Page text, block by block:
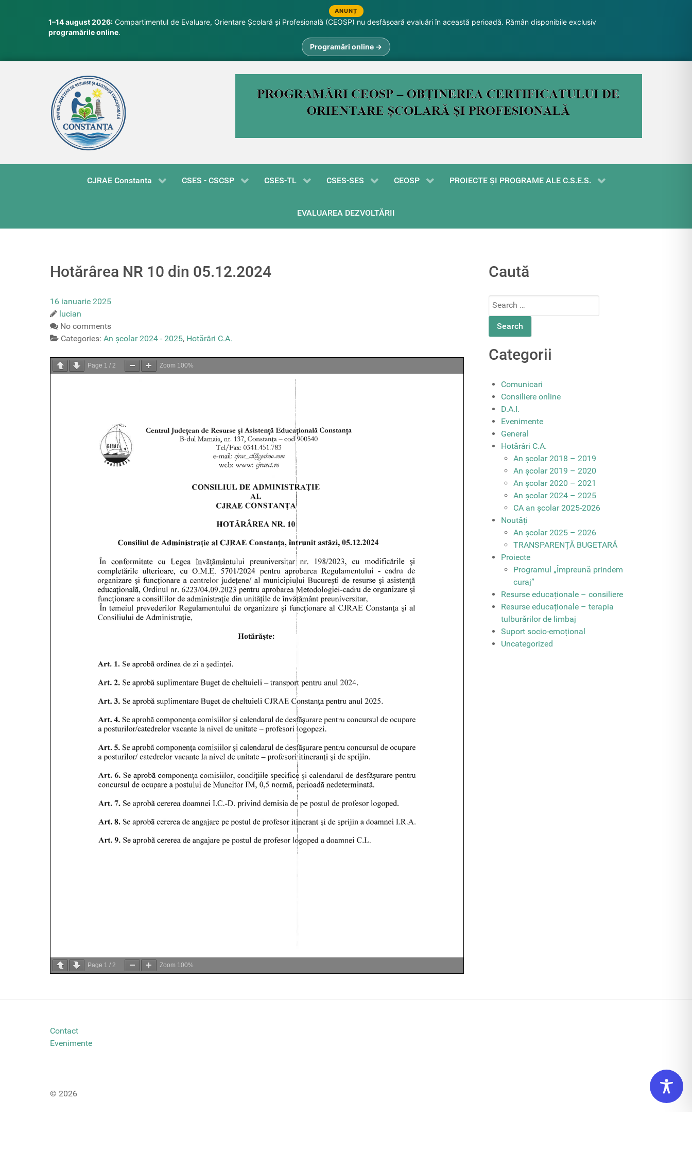
ANUNȚ
1–14 august 2026: Compartimentul de Evaluare, Orientare Școlară și Profesională (CEOSP) nu desfășoară evaluări în această perioadă. Rămân disponibile exclusiv
programările online.
Programări online →
CJRAE Constanta CSES - CSCSP CSES-TL CSES-SES CEOSP PROIECTE ŞI PROGRAME ALE C.S.E.S.
EVALUAREA DEZVOLTĂRII
Hotărârea NR 10 din 05.12.2024
16 ianuarie 2025
lucian
No comments
Categories: An școlar 2024 - 2025, Hotărâri C.A.
Page 1 / 2 Zoom 100%
Page 1 / 2 Zoom 100%
Caută
Search
Categorii
Comunicari
Consiliere online
D.A.I.
Evenimente
General
Hotărâri C.A.
An școlar 2018 – 2019
An școlar 2019 – 2020
An școlar 2020 – 2021
An școlar 2024 – 2025
CA an școlar 2025-2026
Noutăți
An școlar 2025 – 2026
TRANSPARENȚĂ BUGETARĂ
Proiecte
Programul „Împreună prindem
curaj”
Resurse educaționale – consiliere
Resurse educaționale – terapia
tulburărilor de limbaj
Suport socio-emoțional
Uncategorized
Contact
Evenimente
© 2026